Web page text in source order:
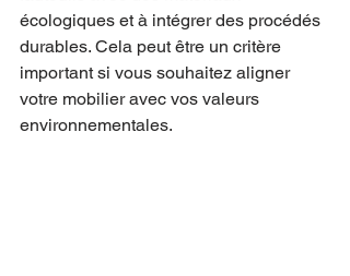
écologiques et à intégrer des procédés
durables. Cela peut être un critère
important si vous souhaitez aligner
votre mobilier avec vos valeurs
environnementales.